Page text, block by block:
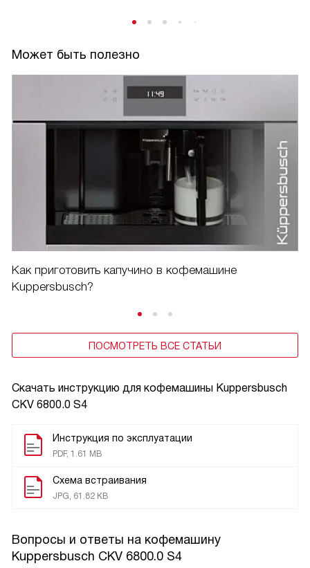
Скачать инструкцию для кофемашины Kuppersbusch
CKV 6800.0 S4
Инструкция по эксплуатации
PDF, 1.61 MB
Схема встраивания
JPG, 61.82 KB
Может быть полезно
Как приготовить капучино в кофемашине
Kuppersbusch?
ПОСМОТРЕТЬ ВСЕ СТАТЬИ
Вопросы и ответы на кофемашину
Kuppersbusch CKV 6800.0 S4